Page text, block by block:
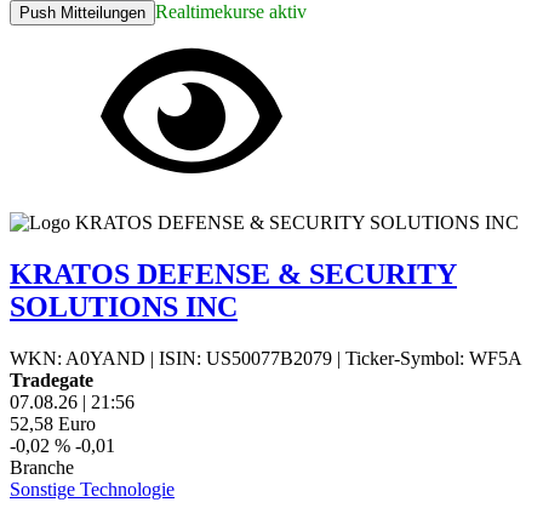
Push Mitteilungen Realtimekurse aktiv
KRATOS DEFENSE & SECURITY
SOLUTIONS INC
WKN: A0YAND | ISIN: US50077B2079 | Ticker-Symbol: WF5A
Tradegate
07.08.26 | 21:56
52,58 Euro
-0,02 % -0,01
Branche
Sonstige Technologie